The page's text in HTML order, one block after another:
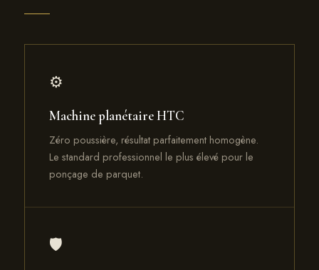
⚙️
Machine planétaire HTC
Zéro poussière, résultat parfaitement homogène.
Le standard professionnel le plus élevé pour le
ponçage de parquet.
🛡️